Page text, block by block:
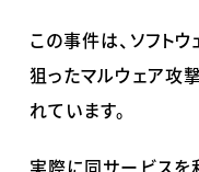
この事件は、ソフト
狙ったマルウェア攻
れています。
実際に同サービスを